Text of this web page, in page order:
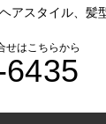
せはこちらから